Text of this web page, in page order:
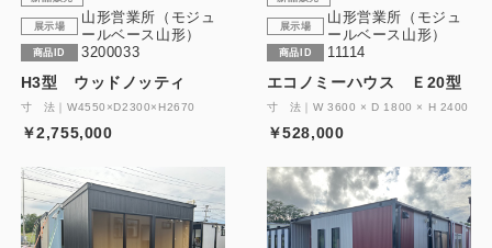
展示場
山形営業所（モジュ
ールベース山形）
商品ID 3200033
H3型 ウッドノッティ
寸 法｜W4550×D2300×H2670
￥2,755,000
展示場
山形営業所（モジュ
ールベース山形）
商品ID 11114
エコノミーハウス Ｅ20型
寸 法｜W 3600 × D 1800 × H 2400
￥528,000